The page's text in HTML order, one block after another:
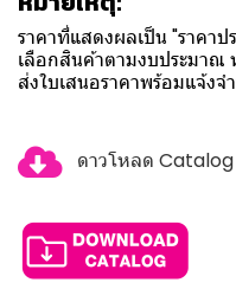
ราคาที่แสดงผลเป็น "ราคา
เลือกสินค้าตามงบประมาณ
ส่งใบเสนอราคาพร้อมแจ้ง
ดาวโหลด Catalog